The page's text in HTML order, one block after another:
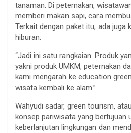
tanaman. Di peternakan,
memberi makan sapi, cara
Terkait dengan paket itu, ada juga
hiburan.
“Jadi ini satu rangkaian. Produk
yakni produk UMKM, peternakan
kami mengarah ke education
wisata kembali ke alam.”
Wahyudi sadar, green tourism,
konsep pariwisata yang bertujuan
keberlanjutan lingkungan dan